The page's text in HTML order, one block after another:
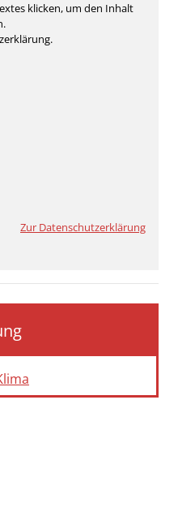
klicken, um den Inhalt
Zur Datenschutzerklärung